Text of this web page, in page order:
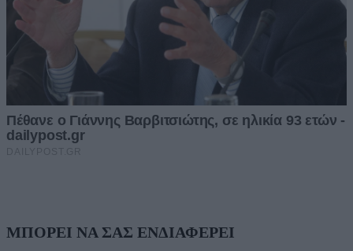
ΜΠΟΡΕΙ ΝΑ ΣΑΣ ΕΝΔΙΑΦΕΡΕΙ